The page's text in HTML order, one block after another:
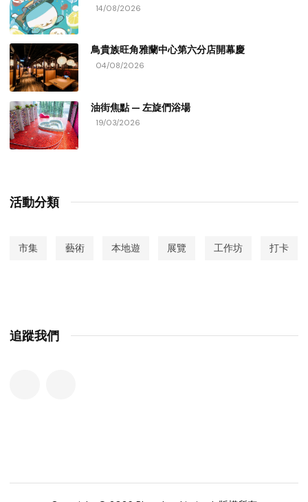
14/08/2026
鳥貴族旺角雅蘭中心第六分店開幕慶
04/08/2026
油街焦點 — 左旋們浴場
19/03/2026
活動分類
市集 藝術 本地遊 展覽 工作坊 打卡
追蹤我們